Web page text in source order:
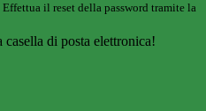
il reset della password tramite la
di posta elettronica!